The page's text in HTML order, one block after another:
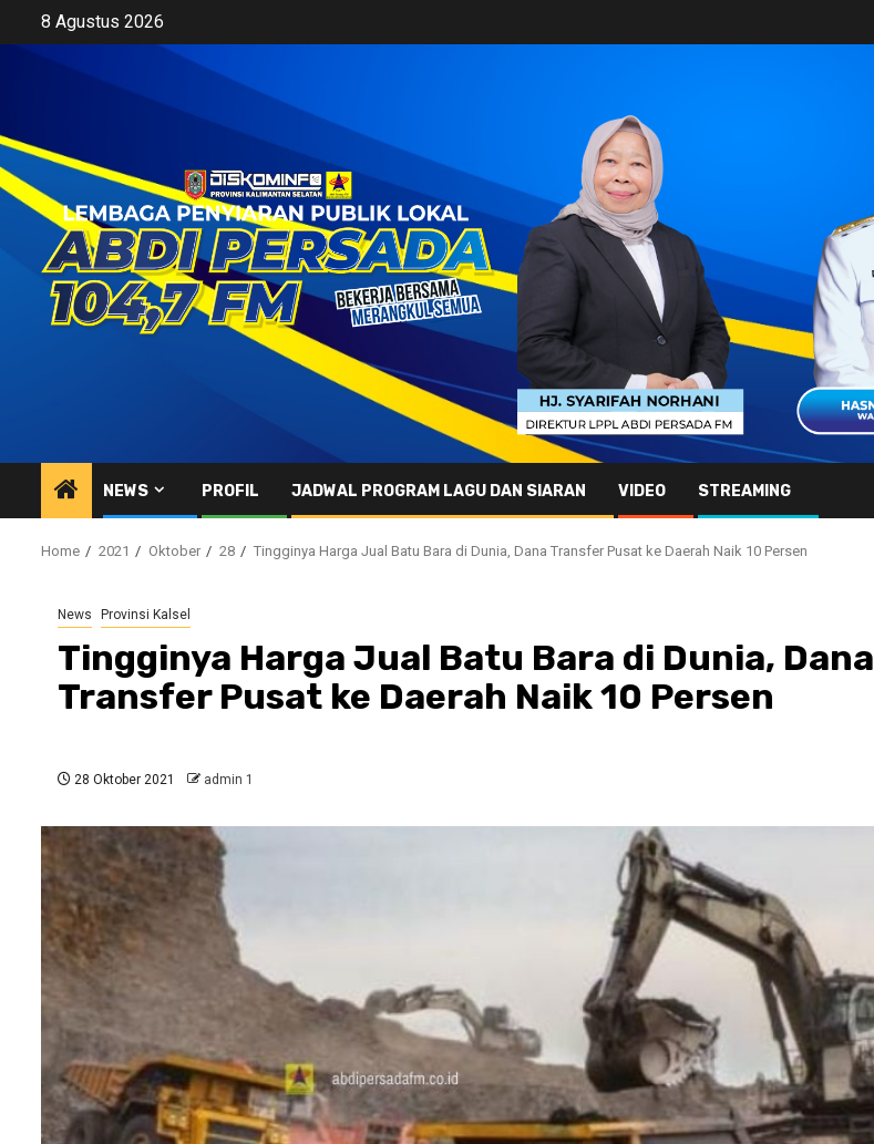
content
8 Agustus 2026
NEWS PROFIL JADWAL PROGRAM LAGU DAN SIARAN VIDEO STREAMING
Home 2021 Oktober 28 Tingginya Harga Jual Batu Bara di Dunia, Dana Transfer Pusat ke Daerah Naik 10 Persen
News Provinsi Kalsel
Tingginya Harga Jual Batu Bara di Dunia, Dana
Transfer Pusat ke Daerah Naik 10 Persen
28 Oktober 2021 admin 1